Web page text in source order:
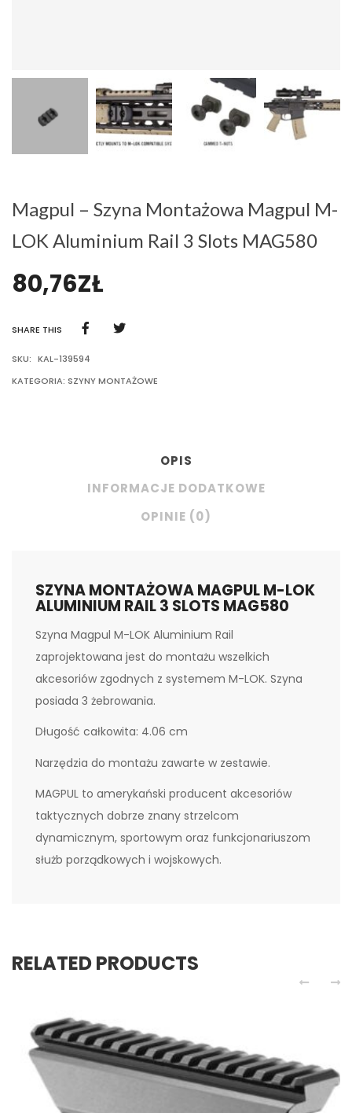
Magpul – Szyna Montażowa Magpul M-
LOK Aluminium Rail 3 Slots MAG580
80,76ZŁ
SHARE THIS
SKU: KAL-139594
KATEGORIA: SZYNY MONTAŻOWE
OPIS
INFORMACJE DODATKOWE
OPINIE (0)
SZYNA MONTAŻOWA MAGPUL M-LOK
ALUMINIUM RAIL 3 SLOTS MAG580
Szyna Magpul M-LOK Aluminium Rail
zaprojektowana jest do montażu wszelkich
akcesoriów zgodnych z systemem M-LOK. Szyna
posiada 3 żebrowania.
Długość całkowita: 4.06 cm
Narzędzia do montażu zawarte w zestawie.
MAGPUL to amerykański producent akcesoriów
taktycznych dobrze znany strzelcom
dynamicznym, sportowym oraz funkcjonariuszom
służb porządkowych i wojskowych.
RELATED PRODUCTS